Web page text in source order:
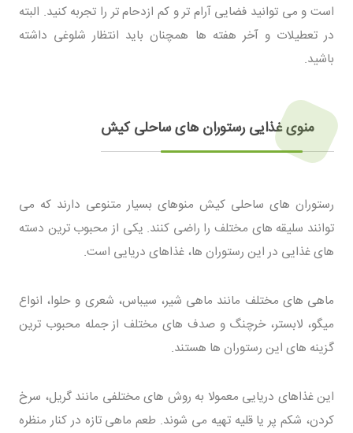
است و می توانید فضایی آرام تر و کم ازدحام تر را تجربه کنید. البته
در تعطیلات و آخر هفته ها همچنان باید انتظار شلوغی داشته
باشید.
منوی غذایی رستوران های ساحلی کیش
رستوران های ساحلی کیش منوهای بسیار متنوعی دارند که می
توانند سلیقه های مختلف را راضی کنند. یکی از محبوب ترین دسته
های غذایی در این رستوران ها، غذاهای دریایی است.
ماهی های مختلف مانند ماهی شیر، سیباس، شعری و حلوا، انواع
میگو، لابستر، خرچنگ و صدف های مختلف از جمله محبوب ترین
گزینه های این رستوران ها هستند.
این غذاهای دریایی معمولا به روش های مختلفی مانند گریل، سرخ
کردن، شکم پر یا قلیه تهیه می شوند. طعم ماهی تازه در کنار منظره